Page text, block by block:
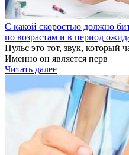
С какой скоростью должно
по возрастам и в период
Пульс это тот, звук, который
Именно он является перв
Читать далее